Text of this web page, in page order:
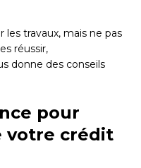
les travaux, mais ne pas
réussir,
donne des conseils
pour
votre crédit